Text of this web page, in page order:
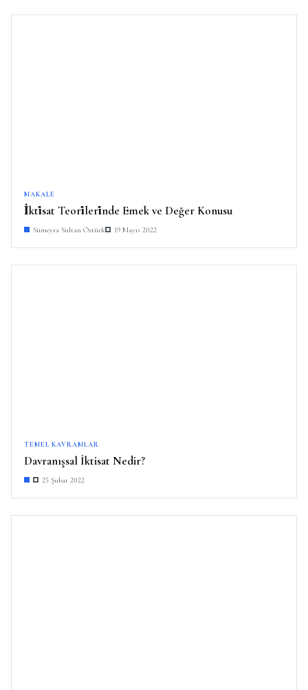
MAKALE
İkti̇sat Teori̇leri̇nde Emek ve Değer Konusu
Sümeyra Sultan Öztürk 19 Mayıs 2022
TEMEL KAVRAMLAR
Davranışsal İktisat Nedir?
25 Şubat 2022